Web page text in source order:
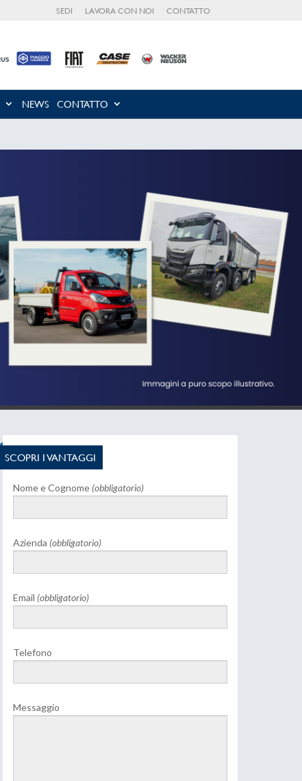
SEDI LAVORA CON NOI CONTATTO
NEWS CONTATTO
SCOPRI I VANTAGGI
Nome e Cognome (obbligatorio)
Azienda (obbligatorio)
Email (obbligatorio)
Telefono
Messaggio